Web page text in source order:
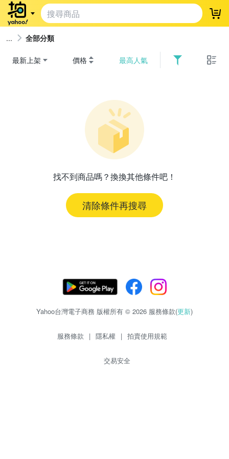
登
全部分類
最新上架 價格 最高人氣
找不到商品嗎？換換其他條件吧！
清除條件再搜尋
Yahoo台灣電子商務 版權所有 © 2026 服務條款(更新)
服務條款 | 隱私權 | 拍賣使用規範
交易安全